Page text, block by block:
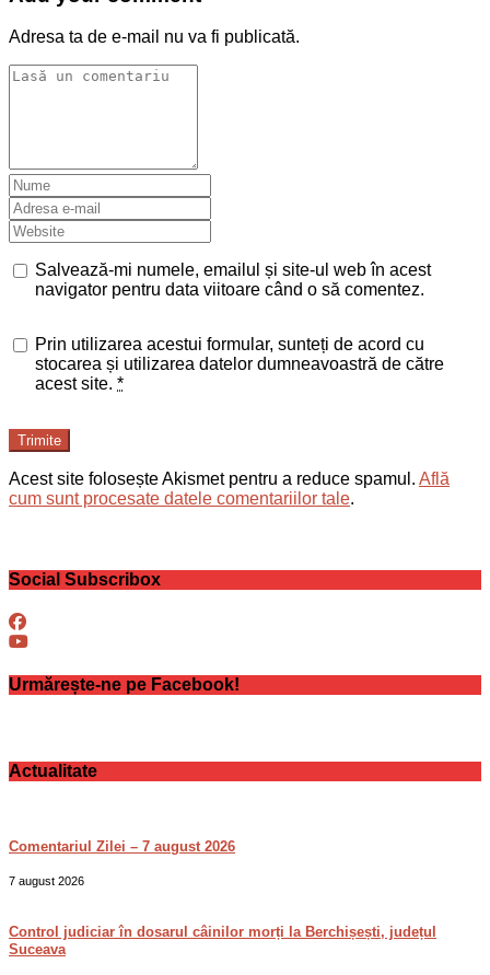
Adresa ta de e-mail nu va fi publicată.
Salvează-mi numele, emailul și site-ul web în acest
navigator pentru data viitoare când o să comentez.
Prin utilizarea acestui formular, sunteți de acord cu
stocarea și utilizarea datelor dumneavoastră de către
acest site. *
Trimite
Acest site folosește Akismet pentru a reduce spamul. Află
cum sunt procesate datele comentariilor tale.
Social Subscribox
Urmărește-ne pe Facebook!
Actualitate
Comentariul Zilei – 7 august 2026
7 august 2026
Control judiciar în dosarul câinilor morți la Berchișești, județul
Suceava